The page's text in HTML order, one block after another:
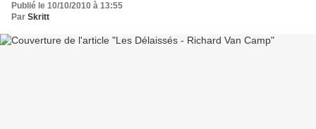
Publié le 10/10/2010 à 13:55
Par Skritt